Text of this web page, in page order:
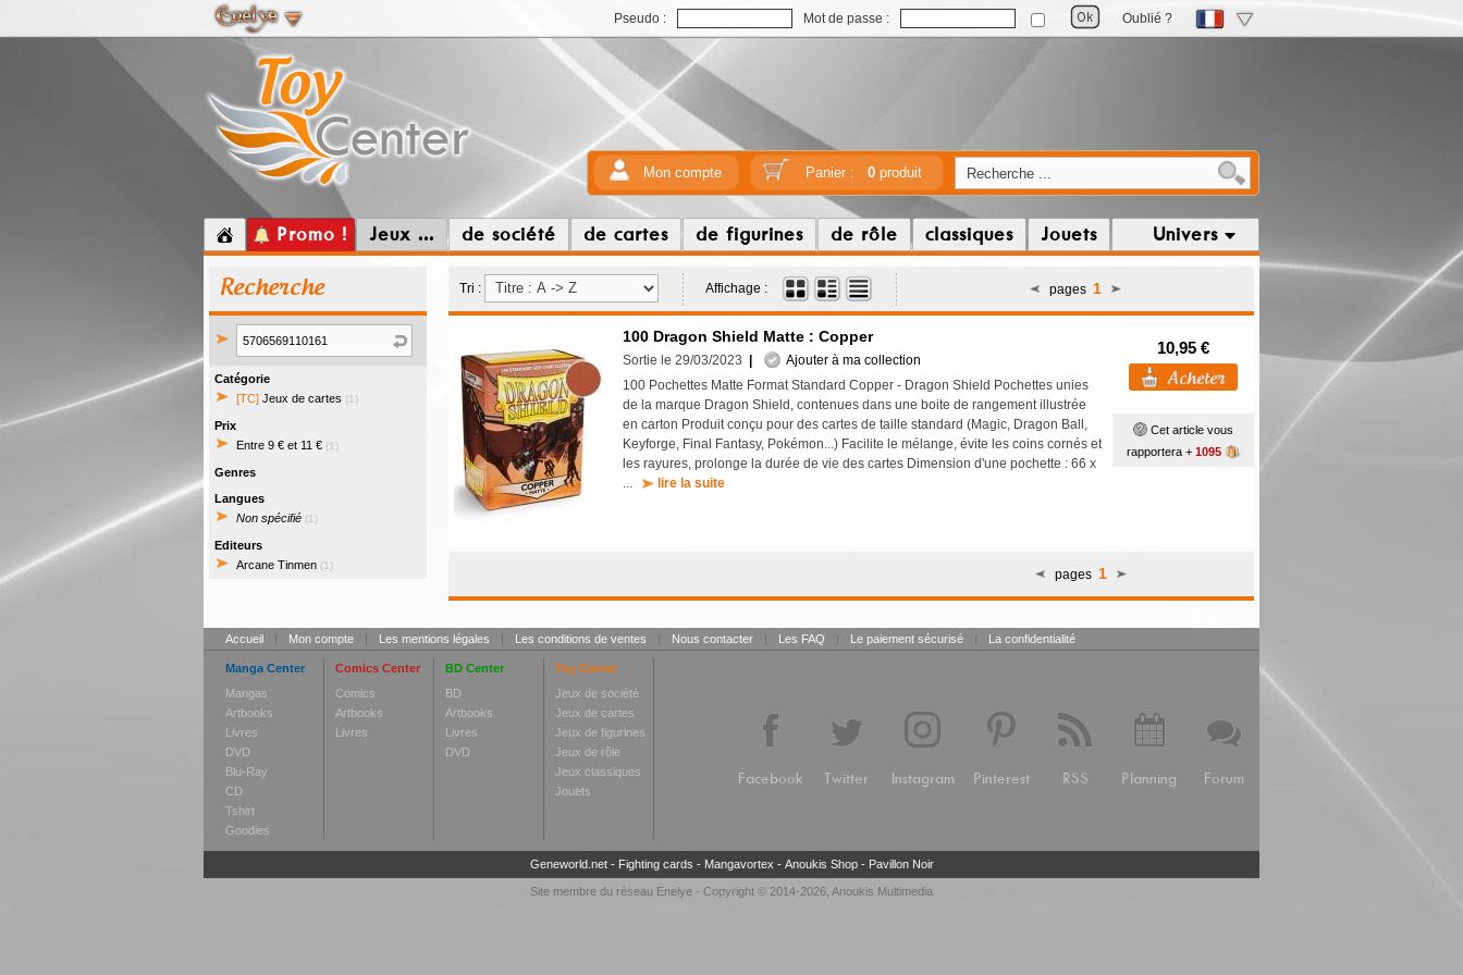
Pseudo : Mot de passe : Oublié ?
Mon compte Panier : 0produit
Promo ! Jeux ... de société de cartes de figurines de rôle classiques Jouets Univers
Recherche
Catégorie
[TC] Jeux de cartes (1)
Prix
Entre 9 € et 11 € (1)
Genres
Langues
Non spécifié (1)
Editeurs
Arcane Tinmen (1)
Tri : Affichage : pages 1
100 Dragon Shield Matte : Copper
Sortie le 29/03/2023
Ajouter à ma collection
100 Pochettes Matte Format Standard Copper - Dragon Shield Pochettes unies
de la marque Dragon Shield, contenues dans une boite de rangement illustrée
en carton Produit conçu pour des cartes de taille standard (Magic, Dragon Ball,
Keyforge, Final Fantasy, Pokémon...) Facilite le mélange, évite les coins cornés et
les rayures, prolonge la durée de vie des cartes Dimension d'une pochette : 66 x
...
lire la suite
10,95 €
Cet article vous
rapportera + 1095
pages 1
Accueil | Mon compte | Les mentions légales | Les conditions de ventes | Nous contacter | Les FAQ | Le paiement sécurisé | La confidentialité
Manga Center
Mangas
Artbooks
Livres
DVD
Blu-Ray
CD
Tshirt
Goodies
Comics Center
Comics
Artbooks
Livres
BD Center
BD
Artbooks
Livres
DVD
Toy Center
Jeux de société
Jeux de cartes
Jeux de figurines
Jeux de rôle
Jeux classiques
Jouets
Facebook Twitter Instagram Pinterest RSS Planning Forum
Geneworld.net- Fighting cards - Mangavortex - Anoukis Shop- Pavillon Noir
Site membre du réseau Enelye - Copyright © 2014-2026, Anoukis Multimedia